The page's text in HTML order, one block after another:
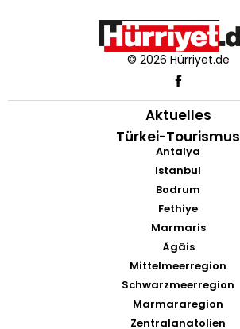
© 2026 Hürriyet.de
Aktuelles
Türkei-Tourismus
Antalya
Istanbul
Bodrum
Fethiye
Marmaris
Ägäis
Mittelmeerregion
Schwarzmeerregion
Marmararegion
Zentralanatolien